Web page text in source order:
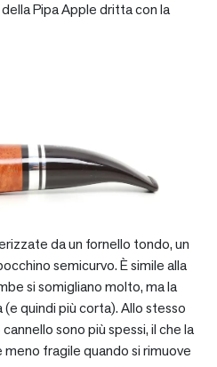
Pipa Apple dritta con la
da un fornello tondo, un
semicurvo. È simile alla
si somigliano molto, ma la
quindi più corta). Allo stesso
sono più spessi, il che la
fragile quando si rimuove